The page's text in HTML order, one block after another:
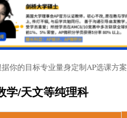
你的目标专业量身定制AP选课方案
学/天文等纯理科